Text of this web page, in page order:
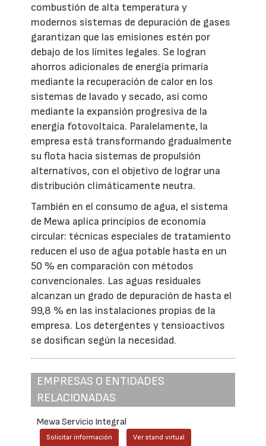
combustión de alta temperatura y
modernos sistemas de depuración de gases
garantizan que las emisiones estén por
debajo de los límites legales. Se logran
ahorros adicionales de energía primaria
mediante la recuperación de calor en los
sistemas de lavado y secado, así como
mediante la expansión progresiva de la
energía fotovoltaica. Paralelamente, la
empresa está transformando gradualmente
su flota hacia sistemas de propulsión
alternativos, con el objetivo de lograr una
distribución climáticamente neutra.
También en el consumo de agua, el sistema
de Mewa aplica principios de economía
circular: técnicas especiales de tratamiento
reducen el uso de agua potable hasta en un
50 % en comparación con métodos
convencionales. Las aguas residuales
alcanzan un grado de depuración de hasta el
99,8 % en las instalaciones propias de la
empresa. Los detergentes y tensioactivos
se dosifican según la necesidad.
EMPRESAS O ENTIDADES
RELACIONADAS
Mewa Servicio Integral
Solicitar información Ver stand virtual